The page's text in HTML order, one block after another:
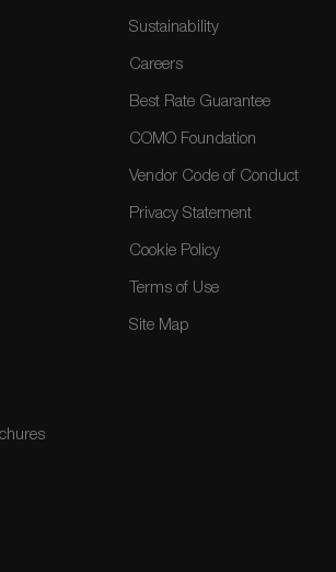
Sustainability
Careers
Best Rate Guarantee
COMO Foundation
Vendor Code of Conduct
Privacy Statement
Cookie Policy
Terms of Use
Site Map